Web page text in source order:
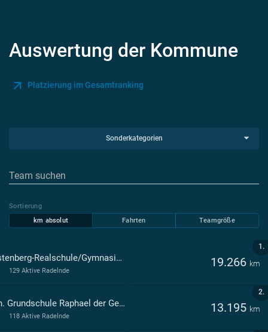
Auswertung der Kommune
Platzierung im Gesamtranking
Sonderkategorien
Sortierung
km absolut
Fahrten Teamgröße
1.
Fürstenberg-Realschule/Gymnasium Recke 19.266 km
129 Aktive Radelnde
2.
Kath. Grundschule Raphael der Gemeinde Recke - - Recke 13.195 km
118 Aktive Radelnde